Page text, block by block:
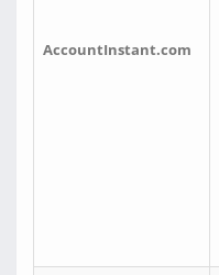
AccountInstant.com